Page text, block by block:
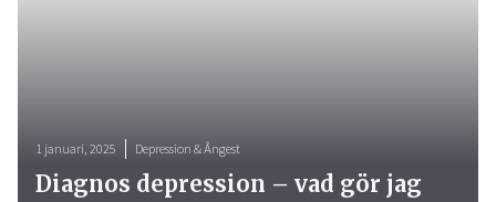
1 januari, 2025 Depression & Ångest
Diagnos depression – vad gör jag